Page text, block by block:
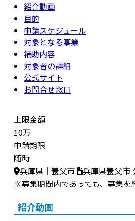
紹介動画
目的
申請スケジュール
対象となる事業
補助内容
対象者の詳細
公式サイト
お問合せ窓口
上限金額
10万
申請期限
随時
兵庫県｜養父市
兵庫県養父市
※募集期間内であっても、募集を
紹介動画